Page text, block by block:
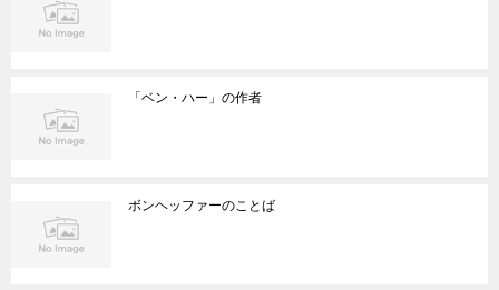
「ベン・ハー」の作者
ボンヘッファーのことば